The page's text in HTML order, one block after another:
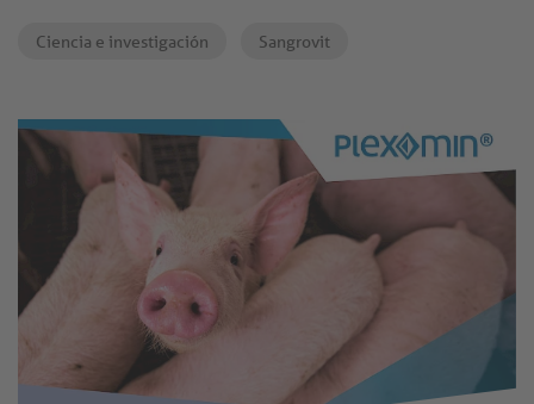
Ciencia e investigación Sangrovit